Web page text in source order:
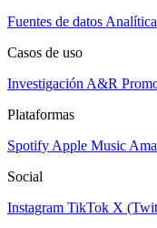
Fuentes de datos
Casos de uso
Investigación A&R
Plataformas
Spotify Apple Music
Social
Instagram TikTok X